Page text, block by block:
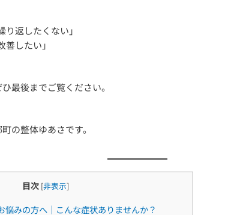
返したくない」
したい」
最後までご覧ください。
の整体ゆあさです。
目次 [非表示]
悩みの方へ｜こんな症状ありませんか？